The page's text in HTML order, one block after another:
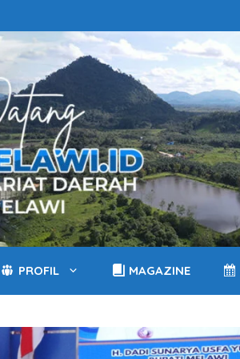
PROFIL MAGAZINE